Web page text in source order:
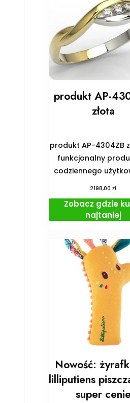
produkt AP-
złota
produkt AP-4304ZB
funkcjonalny
codziennego
2198,00zł
Zobacz gdzie
najtaniej
Nowość:
lilliputiens
super cenie